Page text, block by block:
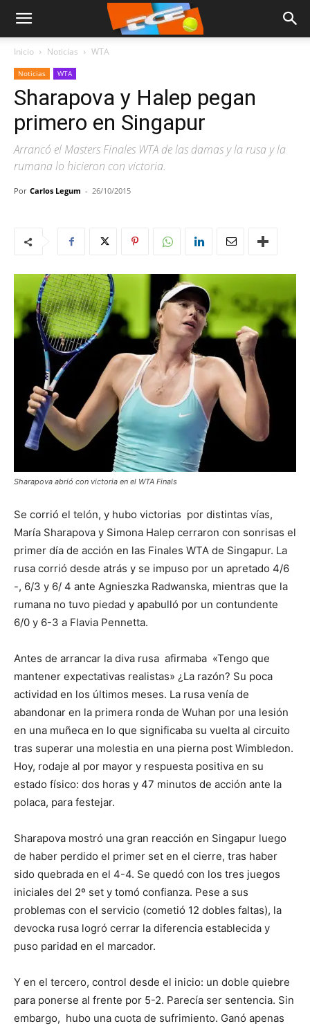
Inicio Noticias WTA
Noticias WTA
Sharapova y Halep pegan
primero en Singapur
Arrancó el Masters Finales WTA de las damas y la rusa y la
rumana lo hicieron con victoria.
Por Carlos Legum - 26/10/2015
Sharapova abrió con victoria en el WTA Finals
Se corrió el telón, y hubo victorias por distintas vías,
María Sharapova y Simona Halep cerraron con sonrisas el
primer día de acción en las Finales WTA de Singapur. La
rusa corrió desde atrás y se impuso por un apretado 4/6
-, 6/3 y 6/ 4 ante Agnieszka Radwanska, mientras que la
rumana no tuvo piedad y apabulló por un contundente
6/0 y 6-3 a Flavia Pennetta.
Antes de arrancar la diva rusa afirmaba «Tengo que
mantener expectativas realistas» ¿La razón? Su poca
actividad en los últimos meses. La rusa venía de
abandonar en la primera ronda de Wuhan por una lesión
en una muñeca en lo que significaba su vuelta al circuito
tras superar una molestia en una pierna post Wimbledon.
Hoy, rodaje al por mayor y respuesta positiva en su
estado físico: dos horas y 47 minutos de acción ante la
polaca, para festejar.
Sharapova mostró una gran reacción en Singapur luego
de haber perdido el primer set en el cierre, tras haber
sido quebrada en el 4-4. Se quedó con los tres juegos
iniciales del 2º set y tomó confianza. Pese a sus
problemas con el servicio (cometió 12 dobles faltas), la
devocka rusa logró cerrar la diferencia establecida y
puso paridad en el marcador.
Y en el tercero, control desde el inicio: un doble quiebre
para ponerse al frente por 5-2. Parecía ser sentencia. Sin
embargo, hubo una cuota de sufrimiento. Ganó apenas